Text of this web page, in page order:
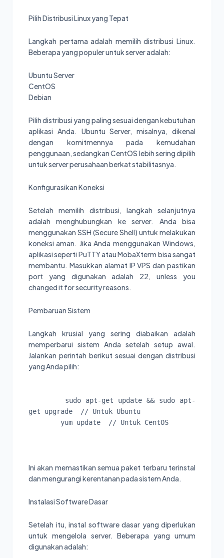
Pilih Distribusi Linux yang Tepat
Langkah pertama adalah memilih distribusi Linux.
Beberapa yang populer untuk server adalah:
Ubuntu Server
CentOS
Debian
Pilih distribusi yang paling sesuai dengan kebutuhan
aplikasi Anda. Ubuntu Server, misalnya, dikenal
dengan komitmennya pada kemudahan
penggunaan, sedangkan CentOS lebih sering dipilih
untuk server perusahaan berkat stabilitasnya.
Konfigurasikan Koneksi
Setelah memilih distribusi, langkah selanjutnya
adalah menghubungkan ke server. Anda bisa
menggunakan SSH (Secure Shell) untuk melakukan
koneksi aman. Jika Anda menggunakan Windows,
aplikasi seperti PuTTY atau MobaXterm bisa sangat
membantu. Masukkan alamat IP VPS dan pastikan
port yang digunakan adalah 22, unless you
changed it for security reasons.
Pembaruan Sistem
Langkah krusial yang sering diabaikan adalah
memperbarui sistem Anda setelah setup awal.
Jalankan perintah berikut sesuai dengan distribusi
yang Anda pilih:
get upgrade  // Untuk Ubuntu
Ini akan memastikan semua paket terbaru terinstal
dan mengurangi kerentanan pada sistem Anda.
Instalasi Software Dasar
Setelah itu, instal software dasar yang diperlukan
untuk mengelola server. Beberapa yang umum
digunakan adalah: